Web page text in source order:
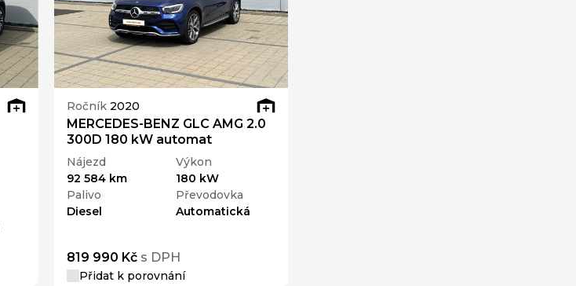
Ročník 2020
MERCEDES-BENZ GLC AMG 2.0
300D 180 kW automat
Nájezd
92 584 km
Výkon
180 kW
Palivo
Diesel
Převodovka
Automatická
819 990 Kčs DPH
Přidat k porovnání